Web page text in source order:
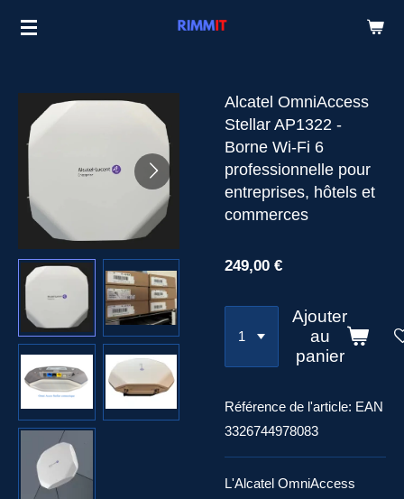
Passer
principal
Alcatel OmniAccess
Stellar AP1322 -
Borne Wi-Fi 6
professionnelle pour
entreprises, hôtels et
commerces
249,00 €
Ajouter
au
panier
Référence de l'article: EAN
3326744978083
L'Alcatel OmniAccess